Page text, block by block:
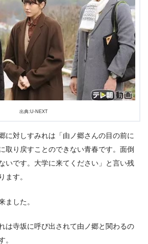
出典:U-NEXT
に対しすみれは「由ノ郷さんの目の前に
取り戻すことのできない青春です。面倒
いです。大学に来てください」と言い残
ます。
ました。
は寺坂に呼び出されて由ノ郷と関わるの
。